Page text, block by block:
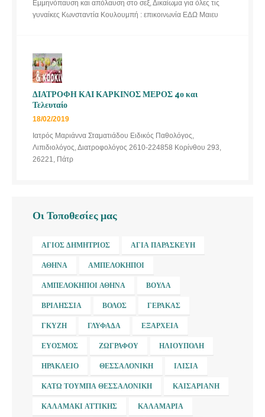
Εμμηνόπαυση και απόλαυση στο σεξ, Δικαίωμα για όλες τις
γυναίκες Κωνσταντία Κουλουμπή : επικοινωνία ΕΔΩ Μαιευ
ΔΙΑΤΡΟΦΗ ΚΑΙ ΚΑΡΚΙΝΟΣ ΜΕΡΟΣ 4ο και
Τελευταίο
18/02/2019
Ιατρός Μαριάννα Σταματιάδου Ειδικός Παθολόγος,
Λιπιδιολόγος, Διατροφολόγος 2610-224858 Κορίνθου 293,
26221, Πάτρ
Οι Τοποθεσίες μας
ΆΓΙΟΣ ΔΗΜΉΤΡΙΟΣ ΑΓΊΑ ΠΑΡΑΣΚΕΥΉ
ΑΘΉΝΑ ΑΜΠΕΛΌΚΗΠΟΙ
ΑΜΠΕΛΌΚΗΠΟΙ ΑΘΉΝΑ ΒΟΎΛΑ
ΒΡΙΛΉΣΣΙΑ ΒΌΛΟΣ ΓΈΡΑΚΑΣ
ΓΚΎΖΗ ΓΛΥΦΆΔΑ ΕΞΆΡΧΕΙΑ
ΕΎΟΣΜΟΣ ΖΩΓΡΆΦΟΥ ΗΛΙΟΎΠΟΛΗ
ΗΡΆΚΛΕΙΟ ΘΕΣΣΑΛΟΝΊΚΗ ΙΛΊΣΙΑ
ΚΆΤΩ ΤΟΎΜΠΑ ΘΕΣΣΑΛΟΝΊΚΗ ΚΑΙΣΑΡΙΑΝΉ
ΚΑΛΑΜΆΚΙ ΑΤΤΙΚΉΣ ΚΑΛΑΜΑΡΙΆ